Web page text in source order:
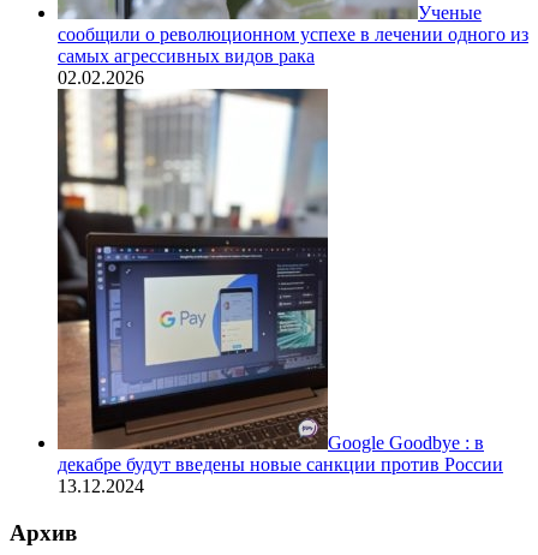
Ученые
сообщили о революционном успехе в лечении одного из
самых агрессивных видов рака
02.02.2026
Google Goodbye : в
декабре будут введены новые санкции против России
13.12.2024
Архив